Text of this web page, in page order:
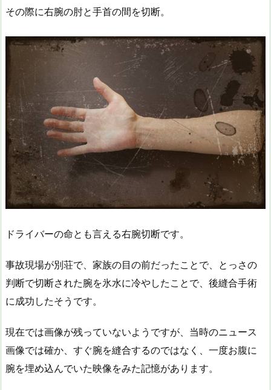
その際に右腕の肘と手首の間を切断。
ドライバーの命とも言える右腕切断です。
事故現場が別荘で、家族の目の前だったことで、とっさの
判断で切断された腕を氷水に冷やしたことで、後縫合手術
に成功したそうです。
現在では画像が残っていないようですが、当時のニュース
画像では確か、すぐ腕を縫合するのではなく、一度お腹に
腕を埋め込んでいた映像をみた記憶があります。